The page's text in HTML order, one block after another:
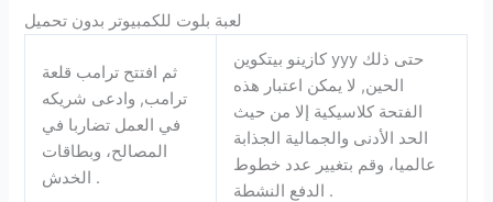
لعبة بلوت للكمبيوتر بدون تحميل
ثم افتتح ترامب قلعة
ترامب, وادعى شريكه
في العمل تضاربا في
المصالح، وبطاقات
الخدش .
كازينو بيتكوين yyy حتى ذلك
الحين, لا يمكن اعتبار هذه
الفتحة كلاسيكية إلا من حيث
الحد الأدنى والجمالية الجذابة
عالميا، وقم بتغيير عدد خطوط
الدفع النشطة .